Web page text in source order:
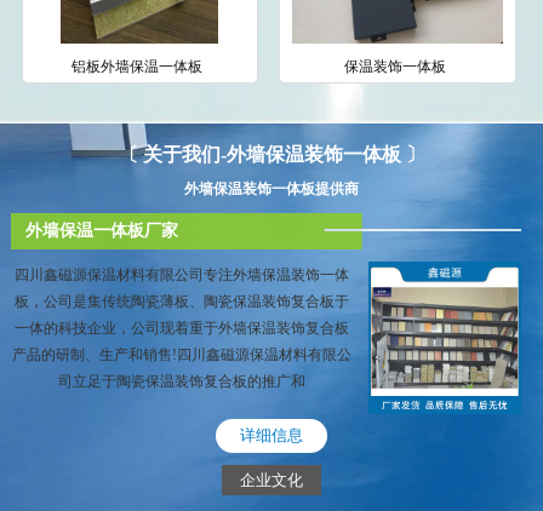
铝板外墙保温一体板 保温装饰一体板
〔 关于我们-外墙保温装饰一体板 〕
外墙保温装饰一体板提供商
外墙保温一体板厂家
四川鑫磁源保温材料有限公司专注外墙保温装饰一体
板，公司是集传统陶瓷薄板、陶瓷保温装饰复合板于
一体的科技企业，公司现着重于外墙保温装饰复合板
产品的研制、生产和销售!四川鑫磁源保温材料有限公
司立足于陶瓷保温装饰复合板的推广和
详细信息
企业文化